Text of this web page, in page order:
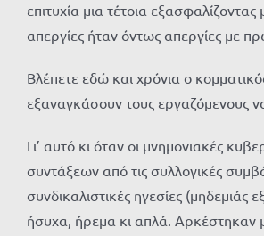
επιτυχία μια τέτοια
απεργίες ήταν όντως απεργίες με
Βλέπετε εδώ και χρόνια ο
εξαναγκάσουν τους εργαζόμενους
Γι’ αυτό κι όταν οι μνημονιακές
συντάξεων από τις συλλογικές
συνδικαλιστικές ηγεσίες
ήσυχα, ήρεμα κι απλά. Αρκέστηκαν